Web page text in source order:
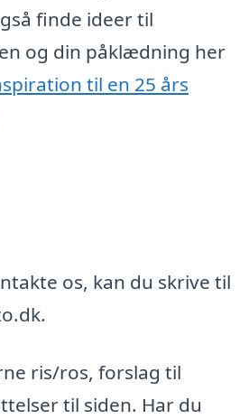
finde ideer til
og din påklædning her
til en 25 års
os, kan du skrive til
ris/ros, forslag til
til siden. Har du